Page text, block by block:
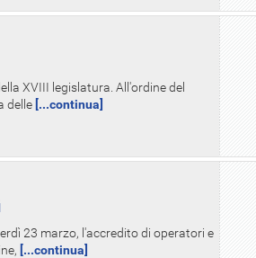
XVIII legislatura. All'ordine del
delle [...continua]
23 marzo, l'accredito di operatori e
[...continua]